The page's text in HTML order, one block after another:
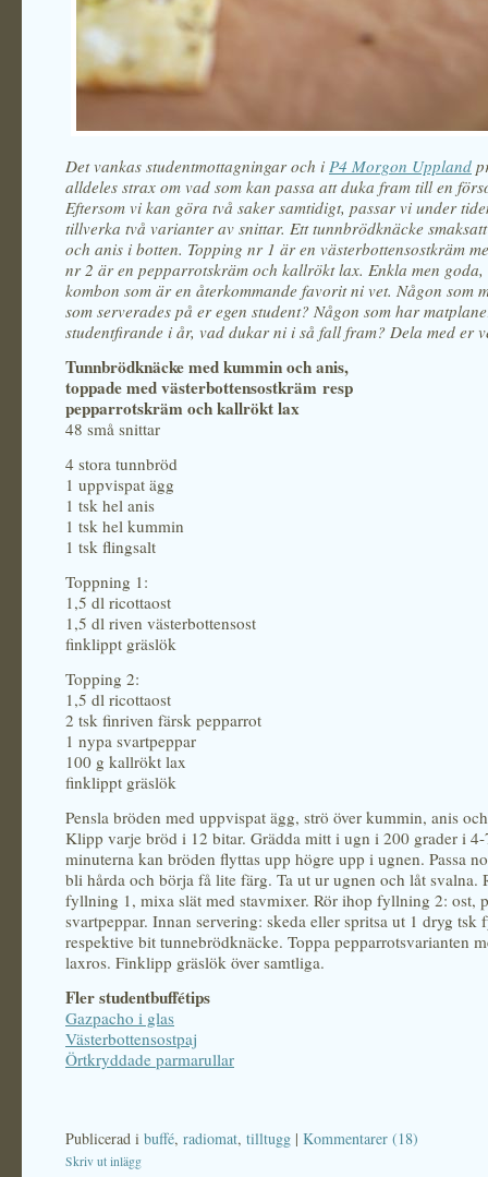
Det vankas studentmottagningar och i P4 Morgon Uppland
alldeles strax om vad som kan passa att duka fram till en
Eftersom vi kan göra två saker samtidigt, passar vi under
tillverka två varianter av snittar. Ett tunnbrödknäcke
och anis i botten. Topping nr 1 är en västerbottensostkräm
nr 2 är en pepparrotskräm och kallrökt lax. Enkla men
kombon som är en återkommande favorit ni vet. Någon som
som serverades på er egen student? Någon som har
studentfirande i år, vad dukar ni i så fall fram? Dela med er
Tunnbrödknäcke med kummin och anis,
toppade med västerbottensostkräm resp
pepparrotskräm och kallrökt lax
48 små snittar
4 stora tunnbröd
1 uppvispat ägg
1 tsk hel anis
1 tsk hel kummin
1 tsk flingsalt
Toppning 1:
1,5 dl ricottaost
1,5 dl riven västerbottensost
finklippt gräslök
Topping 2:
1,5 dl ricottaost
2 tsk finriven färsk pepparrot
1 nypa svartpeppar
100 g kallrökt lax
finklippt gräslök
Pensla bröden med uppvispat ägg, strö över kummin, anis
Klipp varje bröd i 12 bitar. Grädda mitt i ugn i 200 grader i
minuterna kan bröden flyttas upp högre upp i ugnen. Passa
bli hårda och börja få lite färg. Ta ut ur ugnen och låt svalna.
fyllning 1, mixa slät med stavmixer. Rör ihop fyllning 2: ost,
svartpeppar. Innan servering: skeda eller spritsa ut 1 dryg tsk
respektive bit tunnebrödknäcke. Toppa pepparrotsvarianten
laxros. Finklipp gräslök över samtliga.
Fler studentbuffétips
Gazpacho i glas
Västerbottensostpaj
Örtkryddade parmarullar
Publicerad i buffé, radiomat, tilltugg | Kommentarer (18)
Skriv ut inlägg